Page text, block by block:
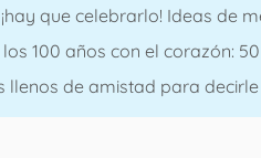
que celebrarlo! Ideas de
100 años con el corazón:
llenos de amistad para